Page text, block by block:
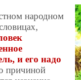
народном
и его надо
причиной